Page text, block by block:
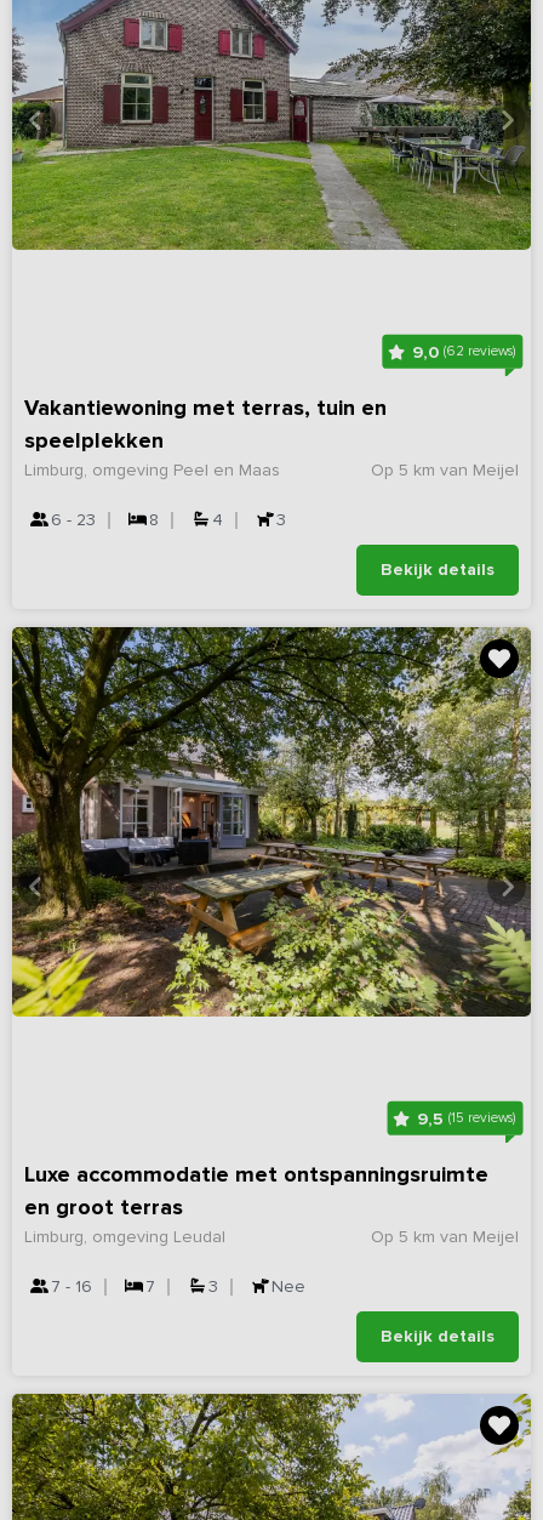
9,0 (62 reviews)
Vakantiewoning met terras, tuin en
speelplekken
Op 5 km van Meijel
Limburg, omgeving Peel en Maas
6 - 23 8 4 3
Bekijk details
9,5(15 reviews)
Luxe accommodatie met ontspanningsruimte
en groot terras
Op 5 km van Meijel
Limburg, omgeving Leudal
7 - 16 7 3 Nee
Bekijk details